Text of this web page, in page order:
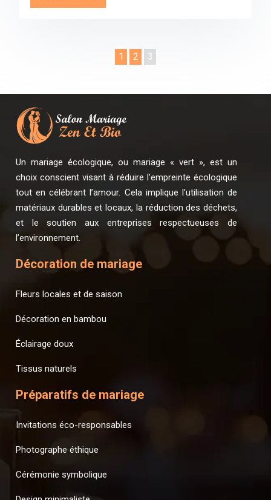
1 2 3
Un mariage écologique, ou mariage « vert », est un
choix conscient visant à réduire l’empreinte écologique
tout en célébrant l’amour. Cela implique l’utilisation de
matériaux durables et locaux, la réduction des déchets,
et le soutien aux entreprises respectueuses de
l’environnement.
Décoration de mariage
Fleurs locales et de saison
Décoration en bambou
Éclairage doux
Tissus naturels
Préparatifs de mariage
Invitations éco-responsables
Photographe éthique
Cérémonie symbolique